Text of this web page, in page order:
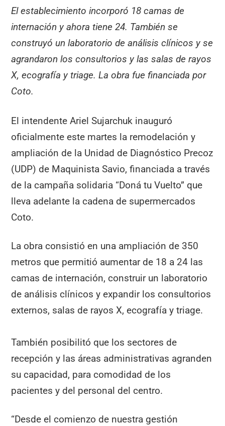
El establecimiento incorporó 18 camas de
internación y ahora tiene 24. También se
construyó un laboratorio de análisis clínicos y se
agrandaron los consultorios y las salas de rayos
X, ecografía y triage. La obra fue financiada por
Coto.
El intendente Ariel Sujarchuk inauguró
oficialmente este martes la remodelación y
ampliación de la Unidad de Diagnóstico Precoz
(UDP) de Maquinista Savio, financiada a través
de la campaña solidaria “Doná tu Vuelto” que
lleva adelante la cadena de supermercados
Coto.
La obra consistió en una ampliación de 350
metros que permitió aumentar de 18 a 24 las
camas de internación, construir un laboratorio
de análisis clínicos y expandir los consultorios
externos, salas de rayos X, ecografía y triage.
También posibilitó que los sectores de
recepción y las áreas administrativas agranden
su capacidad, para comodidad de los
pacientes y del personal del centro.
“Desde el comienzo de nuestra gestión